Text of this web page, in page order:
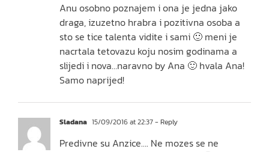
Anu osobno poznajem i ona je jedna jako
draga, izuzetno hrabra i pozitivna osoba a
sto se tice talenta vidite i sami 🙂 meni je
nacrtala tetovazu koju nosim godinama a
slijedi i nova…naravno by Ana 🙂 hvala Ana!
Samo naprijed!
Sladana 15/09/2016 at 22:37- Reply
Predivne su Anzice…. Ne mozes se ne